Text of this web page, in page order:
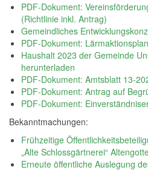
PDF-Dokument:
(Richtlinie inkl. Antrag)
Gemeindliches
PDF-Dokument: Lärmaktionsplan
Haushalt 2023 der Gemeinde
herunterladen
PDF-Dokument: Amtsblatt 13-
PDF-Dokument: Antrag auf
PDF-Dokument:
Bekanntmachungen:
Frühzeitige
„Alte Schlossgärtnerei“
Erneute öffentliche Auslegung